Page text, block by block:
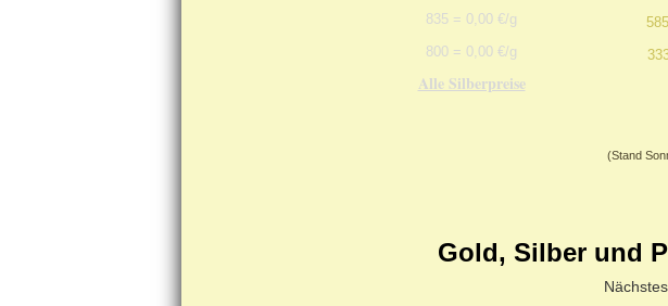
835 = 0,00 €/g
800 = 0,00 €/g
Alle Silberpreise
585
(Stand
Gold, Silber und